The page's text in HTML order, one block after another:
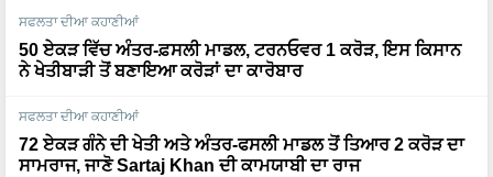
ਸਫਲਤਾ ਦੀਆ ਕਹਾਣੀਆਂ
50 ਏਕੜ ਵਿੱਚ ਅੰਤਰ-ਫ਼ਸਲੀ ਮਾਡਲ, ਟਰਨਓਵਰ 1 ਕਰੋੜ, ਇਸ ਕਿਸਾਨ
ਨੇ ਖੇਤੀਬਾੜੀ ਤੋਂ ਬਣਾਇਆ ਕਰੋੜਾਂ ਦਾ ਕਾਰੋਬਾਰ
ਸਫਲਤਾ ਦੀਆ ਕਹਾਣੀਆਂ
72 ਏਕੜ ਗੰਨੇ ਦੀ ਖੇਤੀ ਅਤੇ ਅੰਤਰ-ਫਸਲੀ ਮਾਡਲ ਤੋਂ ਤਿਆਰ 2 ਕਰੋੜ ਦਾ
ਸਾਮਰਾਜ, ਜਾਣੋ Sartaj Khan ਦੀ ਕਾਮਯਾਬੀ ਦਾ ਰਾਜ